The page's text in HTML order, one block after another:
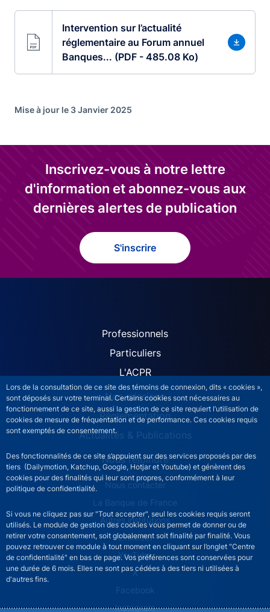
Lors de la consultation de ce site des témoins de connexion, dits « cookies »,
sont déposés sur votre terminal. Certains cookies sont nécessaires au
fonctionnement de ce site, aussi la gestion de ce site requiert l’utilisation de
cookies de mesure de fréquentation et de performance. Ces cookies requis
sont exemptés de consentement.
Des fonctionnalités de ce site s’appuient sur des services proposés par des
tiers (Dailymotion, Katchup, Google, Hotjar et Youtube) et génèrent des
cookies pour des finalités qui leur sont propres, conformément à leur
politique de confidentialité.
Si vous ne cliquez pas sur "Tout accepter", seul les cookies requis seront
utilisés. Le module de gestion des cookies vous permet de donner ou de
retirer votre consentement, soit globalement soit finalité par finalité. Vous
pouvez retrouver ce module à tout moment en cliquant sur l’onglet "Centre
de confidentialité" en bas de page. Vos préférences sont conservées pour
une durée de 6 mois. Elles ne sont pas cédées à des tiers ni utilisées à
d'autres fins.
Intervention sur l’actualité
réglementaire au Forum annuel
Banques... (PDF - 485.08 Ko)
Mise à jour le 3 Janvier 2025
Inscrivez-vous à notre lettre
d'information et abonnez-vous aux
dernières alertes de publication
S'inscrire
ACPR site navigation
Professionnels
Particuliers
L'ACPR
Nos missions
Réglementation
Actualités & Publications
Nous rejoindre
ACPR footer secondary menu (French)
Nous contacter
La Banque de France
Autres institutions
LinkedIn
YouTube
X
Facebook
Instagram